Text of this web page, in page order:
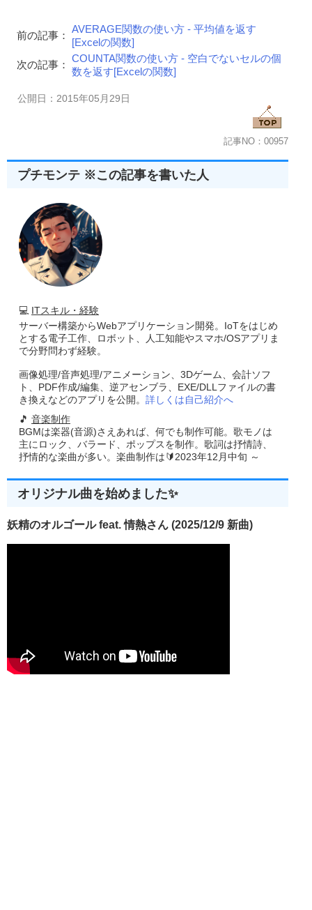
前の記事：
AVERAGE関数の使い方 - 平均値を返す
[Excelの関数]
次の記事：
COUNTA関数の使い方 - 空白でないセルの個
数を返す[Excelの関数]
公開日：2015年05月29日
記事NO：00957
プチモンテ ※この記事を書いた人
💻 ITスキル・経験
サーバー構築からWebアプリケーション開発。IoTをはじめ
とする電子工作、ロボット、人工知能やスマホ/OSアプリま
で分野問わず経験。
画像処理/音声処理/アニメーション、3Dゲーム、会計ソフ
ト、PDF作成/編集、逆アセンブラ、EXE/DLLファイルの書
き換えなどのアプリを公開。 詳しくは自己紹介へ
🎵 音楽制作
BGMは楽器(音源)さえあれば、何でも制作可能。歌モノは
主にロック、バラード、ポップスを制作。歌詞は抒情詩、
抒情的な楽曲が多い。楽曲制作は🔰2023年12月中旬 ～
オリジナル曲を始めました✨
妖精のオルゴール feat. 情熱さん (2025/12/9 新曲)